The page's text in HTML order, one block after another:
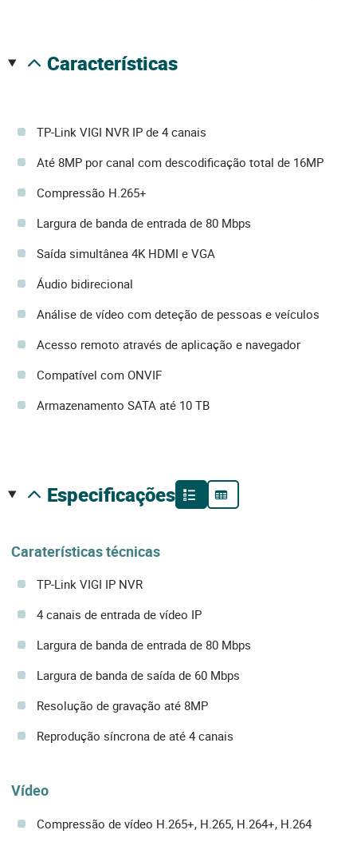
características
TP-Link VIGI NVR IP de 4 canais
Até 8MP por canal com descodificação total de 16MP
Compressão H.265+
Largura de banda de entrada de 80 Mbps
Saída simultânea 4K HDMI e VGA
Áudio bidirecional
Análise de vídeo com deteção de pessoas e veículos
Acesso remoto através de aplicação e navegador
Compatível com ONVIF
Armazenamento SATA até 10 TB
especificações
Caraterísticas técnicas
TP-Link VIGI IP NVR
4 canais de entrada de vídeo IP
Largura de banda de entrada de 80 Mbps
Largura de banda de saída de 60 Mbps
Resolução de gravação até 8MP
Reprodução síncrona de até 4 canais
Vídeo
Compressão de vídeo H.265+, H.265, H.264+, H.264